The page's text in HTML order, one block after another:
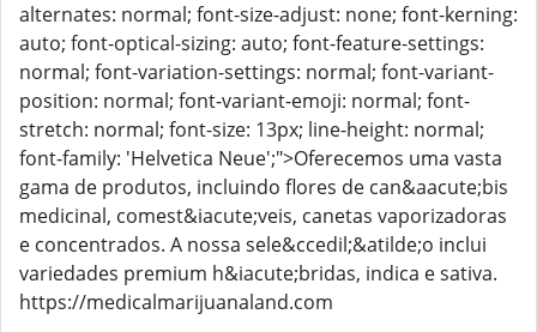
alternates: normal; font-size-adjust: none; font-kerning:
auto; font-optical-sizing: auto; font-feature-settings:
normal; font-variation-settings: normal; font-variant-
position: normal; font-variant-emoji: normal; font-
stretch: normal; font-size: 13px; line-height: normal;
font-family: 'Helvetica Neue';">Oferecemos uma vasta
gama de produtos, incluindo flores de can&aacute;bis
medicinal, comest&iacute;veis, canetas vaporizadoras
e concentrados. A nossa sele&ccedil;&atilde;o inclui
variedades premium h&iacute;bridas, indica e sativa.
https://medicalmarijuanaland.com